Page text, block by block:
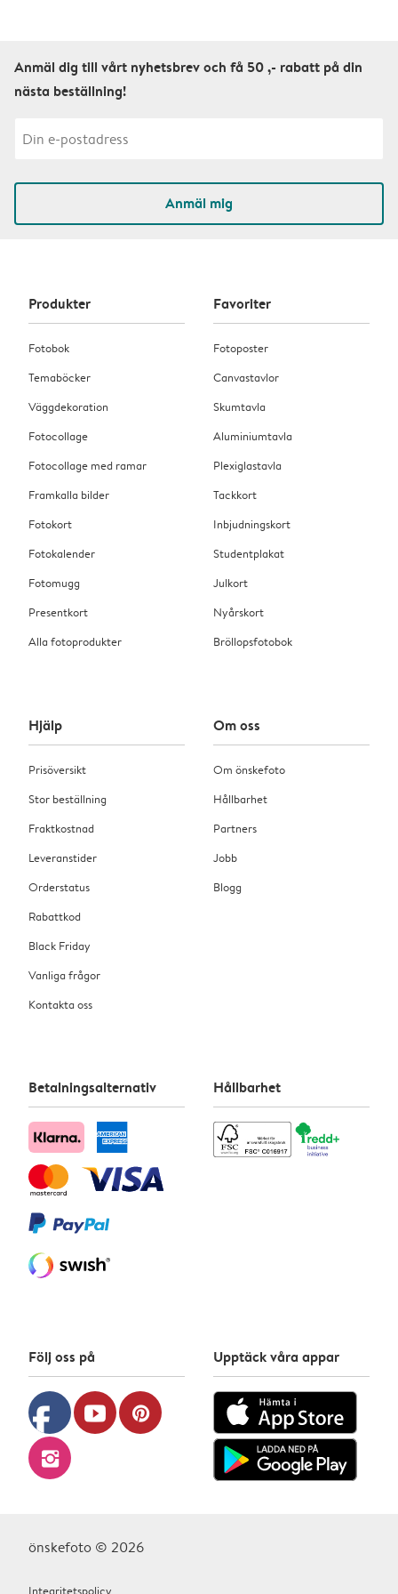
Anmäl dig till vårt nyhetsbrev och få 50 ,- rabatt på din
nästa beställning!
Anmäl mig
Produkter
Fotobok
Temaböcker
Väggdekoration
Fotocollage
Fotocollage med ramar
Framkalla bilder
Fotokort
Fotokalender
Fotomugg
Presentkort
Alla fotoprodukter
Favoriter
Fotoposter
Canvastavlor
Skumtavla
Aluminiumtavla
Plexiglastavla
Tackkort
Inbjudningskort
Studentplakat
Julkort
Nyårskort
Bröllopsfotobok
Hjälp
Prisöversikt
Stor beställning
Fraktkostnad
Leveranstider
Orderstatus
Rabattkod
Black Friday
Vanliga frågor
Kontakta oss
Om oss
Om önskefoto
Hållbarhet
Partners
Jobb
Blogg
Betalningsalternativ Hållbarhet
Följ oss på
facebook youtube pinterest
instagram
Upptäck våra appar
önskefoto © 2026
Integritetspolicy